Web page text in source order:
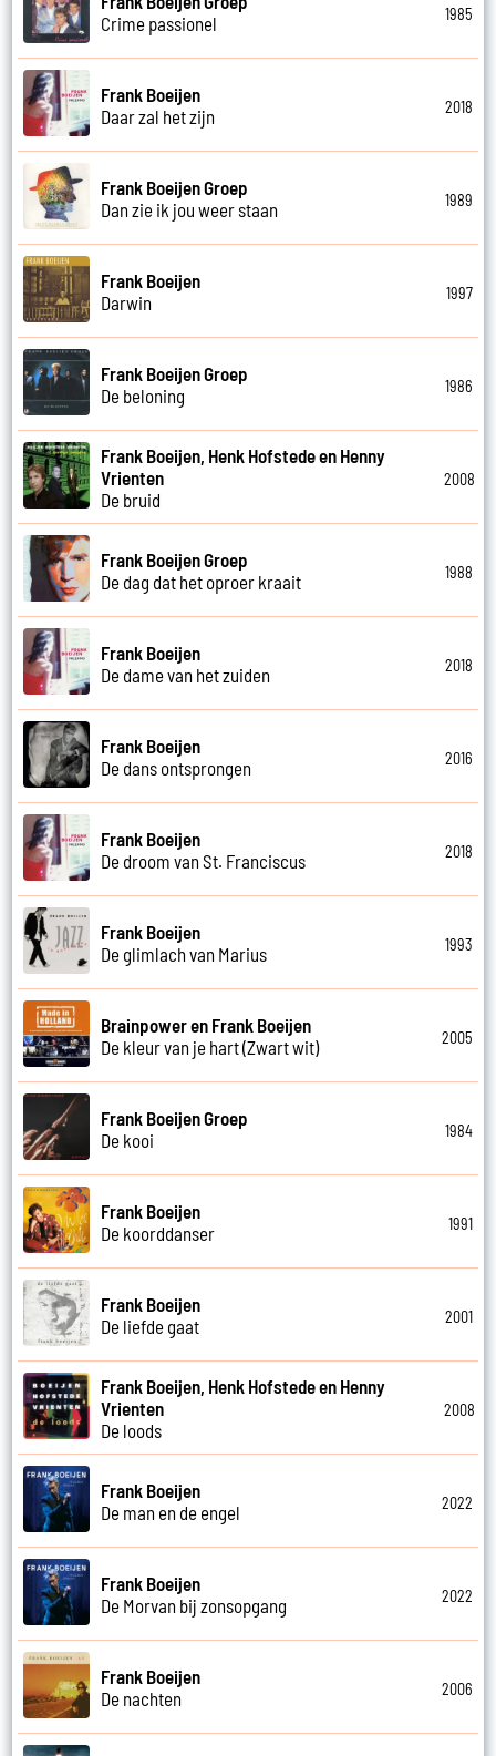
Crime passionel
1985
Frank Boeijen
Daar zal het zijn
2018
Frank Boeijen Groep
Dan zie ik jou weer staan
1989
Frank Boeijen
Darwin
1997
Frank Boeijen Groep
De beloning
1986
Frank Boeijen, Henk Hofstede en Henny
Vrienten
De bruid
2008
Frank Boeijen Groep
De dag dat het oproer kraait
1988
Frank Boeijen
De dame van het zuiden
2018
Frank Boeijen
De dans ontsprongen
2016
Frank Boeijen
De droom van St. Franciscus
2018
Frank Boeijen
De glimlach van Marius
1993
Brainpower en Frank Boeijen
De kleur van je hart (Zwart wit)
2005
Frank Boeijen Groep
De kooi
1984
Frank Boeijen
De koorddanser
1991
Frank Boeijen
De liefde gaat
2001
Frank Boeijen, Henk Hofstede en Henny
Vrienten
De loods
2008
Frank Boeijen
De man en de engel
2022
Frank Boeijen
De Morvan bij zonsopgang
2022
Frank Boeijen
De nachten
2006